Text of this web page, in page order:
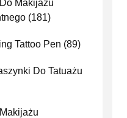
Makijażu
(181)
Tattoo Pen (89)
Do Tatuażu